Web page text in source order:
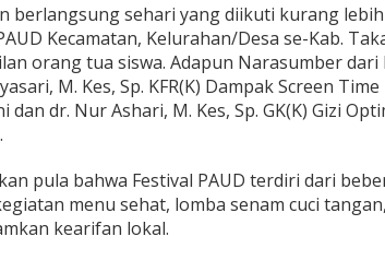
berlangsung sehari yang diikuti kurang
Kecamatan, Kelurahan/Desa se-Kab.
orang tua siswa. Adapun Narasumber
M. Kes, Sp. KFR(K) Dampak Screen
dan dr. Nur Ashari, M. Kes, Sp. GK(K) Gizi
pula bahwa Festival PAUD terdiri dari
menu sehat, lomba senam cuci
kearifan lokal.